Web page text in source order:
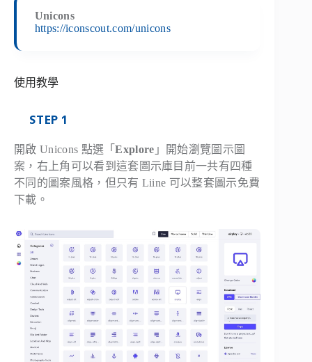
Unicons
https://iconscout.com/unicons
使用教學
STEP 1
開啟 Unicons 點選「Explore 」開始瀏覽圖示圖
案，右上角可以看到這套圖示庫目前一共有四種
不同的圖案風格，但只有 Liine 可以整套圖示免費
下載。